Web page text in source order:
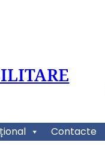
Contacte